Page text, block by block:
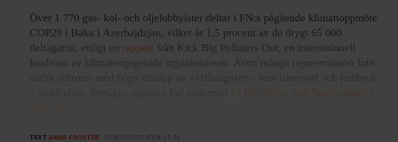
Över 1 770 gas- kol- och oljelobbyister deltar i FN:s pågående klimattoppmöte
COP29 i Baku i Azerbajdzjan, vilket är 1,5 procent av de drygt 65 000
deltagarna, enligt en rapport från Kick Big Polluters Out, en internationell
koalition av klimatengagerade organisationer. Även många representanter från
Industrins närvaro i Baku står i skarp kontrast med de fastslagna målen för
TEXT ANNA FROSTER PUBLICERAD 2024-11-21